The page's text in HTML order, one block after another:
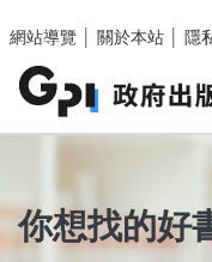
網站導覽
關於本站 隱
你想找的好